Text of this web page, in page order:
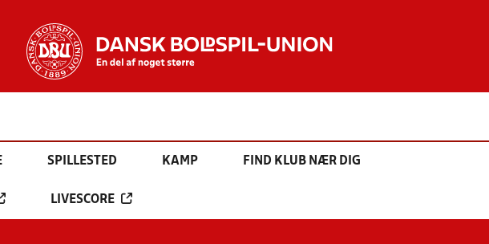
SPILLESTED KAMP FIND KLUB NÆR DIG
LIVESCORE